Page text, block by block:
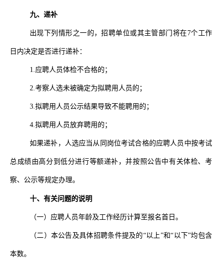
九、递补
出现下列情形之一的，招聘单位或其主管部门将在7个工作
日内决定是否进行递补：
1. 应聘人员体检不合格的；
2. 考察人选未被确定为拟聘用人员的；
3. 拟聘用人员公示结果导致不能聘用的；
4. 拟聘用人员放弃聘用的；
如果递补，人选应当从同岗位考试合格的应聘人员中按考试
总成绩由高分到低分进行等额递补，并按照公告中有关体检、考
察、公示等规定办理。
十、有关问题的说明
（一）应聘人员年龄及工作经历计算至报名首日。
（二）本公告及具体招聘条件提及的“以上”和“以下”均包含
本数。